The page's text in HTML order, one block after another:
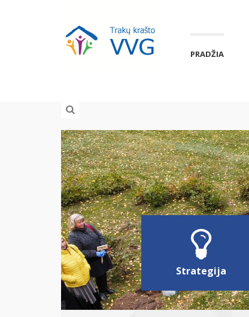
PRADŽIA
Strategija